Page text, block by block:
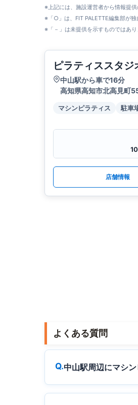
※上記には、施設運営者から情報提
※「○」は、FIT PALETTE編集部が独
※「－」は未提供を示すものではあ
ピラティススタ
中山駅から車で16分
高知県高知市北高見町
マシンピラティス 駐車
店舗情報
よくある質問
中山駅周辺にマシ